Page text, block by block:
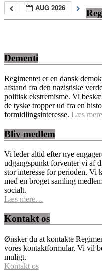
AUG 2026
Dementi
Regimentet er en dansk
afstand fra den nazistiske
politisk ekstremisme. Vi
de tyske tropper ud fra en
formidlingsinteresse. Læs
Bliv medlem
Vi leder altid efter nye
udgangspunkt forventer vi af
stor interesse for perioden. Vi
med en broget samling
socialt.
Læs mere…
Kontakt os
Ønsker du at kontakte
vores kontaktformular. Vi vil
muligt.
Kontakt os